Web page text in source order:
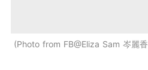
Photo from FB@Eliza Sam 岑麗香